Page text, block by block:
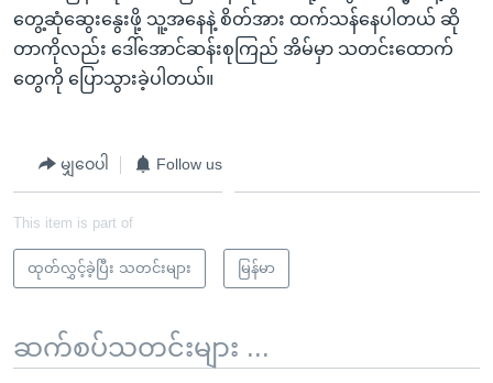
တွေ့ဆုံဆွေးနွေးဖို့ သူ့အနေနဲ့ စိတ်အား ထက်သန်နေပါတယ် ဆို
တာကိုလည်း ဒေါ်အောင်ဆန်းစုကြည် အိမ်မှာ သတင်းထောက်
တွေကို ပြောသွားခဲ့ပါတယ်။
မျှဝေပါ Follow us
This item is part of
ထုတ်လွှင့်ခဲ့ပြီး သတင်းများ မြန်မာ
ဆက်စပ်သတင်းများ ...